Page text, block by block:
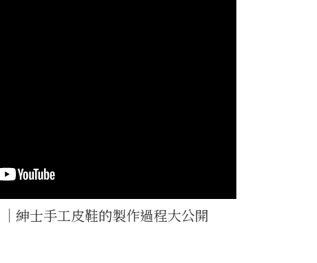
｜紳士手工皮鞋的製作過程大公開